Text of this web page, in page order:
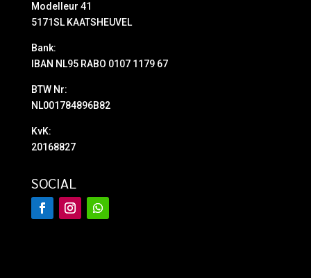
Modelleur 41
5171SL KAATSHEUVEL
Bank:
IBAN NL95 RABO 0107 1179 67
BTW Nr:
NL001784896B82
KvK:
20168827
SOCIAL